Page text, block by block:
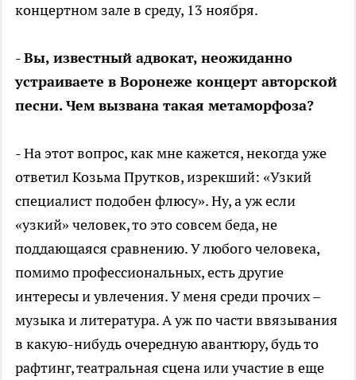
концертном зале в среду, 13 ноября.
- Вы, известный адвокат, неожиданно
устраиваете в Воронеже концерт авторской
песни. Чем вызвана такая метаморфоза?
- На этот вопрос, как мне кажется, некогда уже
ответил Козьма Прутков, изрекший: «Узкий
специалист подобен флюсу». Ну, а уж если
«узкий» человек, то это совсем беда, не
поддающаяся сравнению. У любого человека,
помимо профессиональных, есть другие
интересы и увлечения. У меня среди прочих –
музыка и литература. А уж по части ввязывания
в какую-нибудь очередную авантюру, будь то
рафтинг, театральная сцена или участие в еще